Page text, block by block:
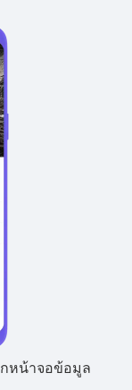
กหน้าจอข้อมูล